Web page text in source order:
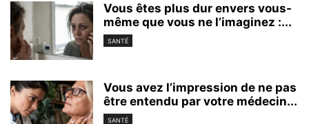
Vous êtes plus dur envers vous-
même que vous ne l’imaginez :...
SANTÉ
Vous avez l’impression de ne pas
être entendu par votre médecin...
SANTÉ